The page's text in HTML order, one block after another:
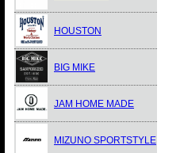
HOUSTON
BIG MIKE
JAM HOME MADE
MIZUNO SPORTSTYLE